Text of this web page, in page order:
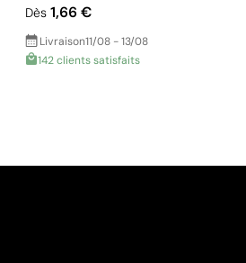
Dès1,66 €
Livraison11/08 - 13/08
142 clients satisfaits